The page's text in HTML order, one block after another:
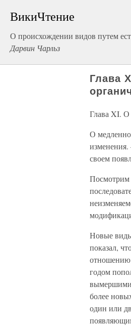
ВикиЧтение
О происхождении видов путем
Дарвин Чарльз
Глава
Глава XI. О
О
своем
Посмотрим
Новые
показал,
отношению
годом
вымершими
более
один или